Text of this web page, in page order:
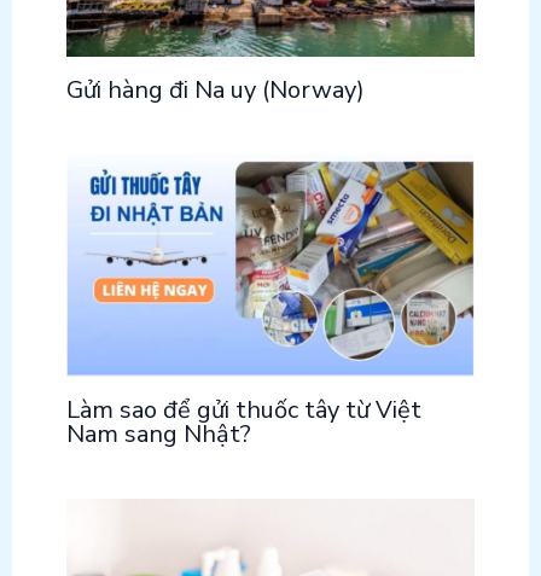
Gửi hàng đi Na uy (Norway)
Làm sao để gửi thuốc tây từ Việt
Nam sang Nhật?